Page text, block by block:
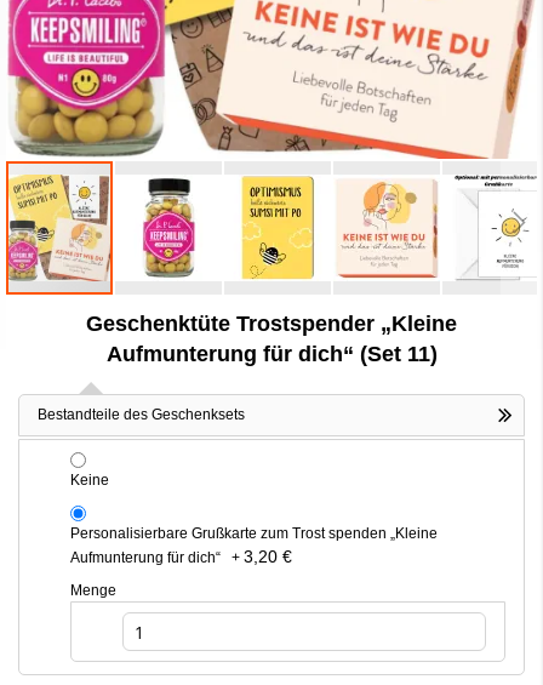
Geschenktüte Trostspender „Kleine
Aufmunterung für dich“ (Set 11)
Bestandteile des Geschenksets
Keine
Personalisierbare Grußkarte zum Trost spenden „Kleine
Aufmunterung für dich“
+ 3,20 €
Menge